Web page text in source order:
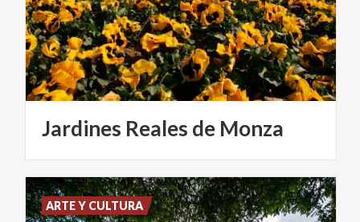
Jardines Reales de Monza
ARTE Y CULTURA